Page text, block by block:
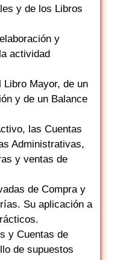
y de los Libros
y
actividad
Libro Mayor, de un
y de un Balance
las Cuentas
Administrativas,
y ventas de
de Compra y
Su aplicación a
y Cuentas de
de supuestos